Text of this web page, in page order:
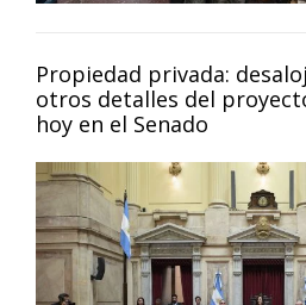
Propiedad privada:
otros detalles del
hoy en el Senado